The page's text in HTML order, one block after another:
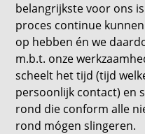
belangrijkste voor ons
proces continue
op hebben én we
m.b.t. onze
scheelt het tijd (tijd
persoonlijk contact) en
rond die conform alle
rond mógen slingeren.